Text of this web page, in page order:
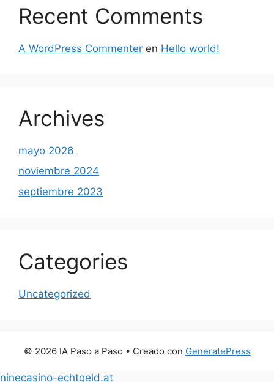
Recent Comments
A WordPress Commenter en Hello world!
Archives
mayo 2026
noviembre 2024
septiembre 2023
Categories
Uncategorized
© 2026 IA Paso a Paso • Creado con GeneratePress
ninecasino-echtgeld.at